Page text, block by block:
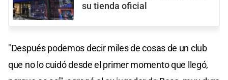
su tienda oficial
"Después podemos decir miles de cosas de un club
que no lo cuidó desde el primer momento que llegó,